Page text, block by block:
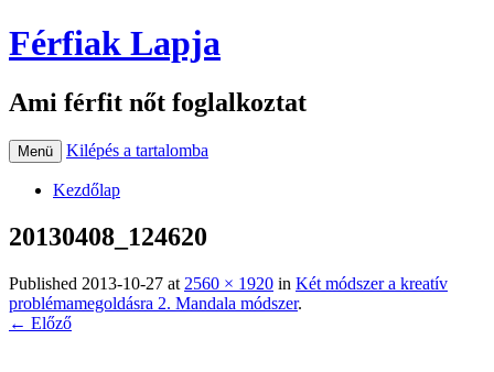
Férfiak Lapja
Ami férfit nőt foglalkoztat
Menü Kilépés a tartalomba
Kezdőlap
20130408_124620
Published 2013-10-27 at 2560 × 1920 in Két módszer a kreatív
problémamegoldásra 2. Mandala módszer.
← Előző